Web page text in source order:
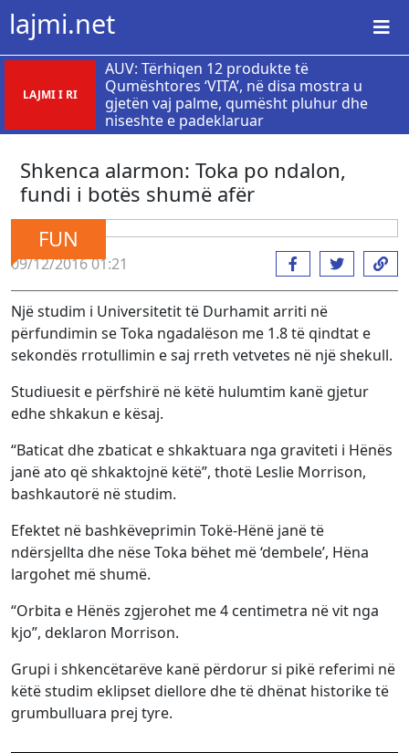
lajmi.net
LAJMI I RI
AUV: Tërhiqen 12 produkte të
Qumështores ‘VITA’, në disa mostra u
gjetën vaj palme, qumësht pluhur dhe
niseshte e padeklaruar
Shkenca alarmon: Toka po ndalon,
fundi i botës shumë afër
FUN
09/12/2016 01:21
Një studim i Universitetit të Durhamit arriti në
përfundimin se Toka ngadalëson me 1.8 të qindtat e
sekondës rrotullimin e saj rreth vetvetes në një shekull.
Studiuesit e përfshirë në këtë hulumtim kanë gjetur
edhe shkakun e kësaj.
“Baticat dhe zbaticat e shkaktuara nga graviteti i Hënës
janë ato që shkaktojnë këtë”, thotë Leslie Morrison,
bashkautorë në studim.
Efektet në bashkëveprimin Tokë-Hënë janë të
ndërsjellta dhe nëse Toka bëhet më ‘dembele’, Hëna
largohet më shumë.
“Orbita e Hënës zgjerohet me 4 centimetra në vit nga
kjo”, deklaron Morrison.
Grupi i shkencëtarëve kanë përdorur si pikë referimi në
këtë studim eklipset diellore dhe të dhënat historike të
grumbulluara prej tyre.